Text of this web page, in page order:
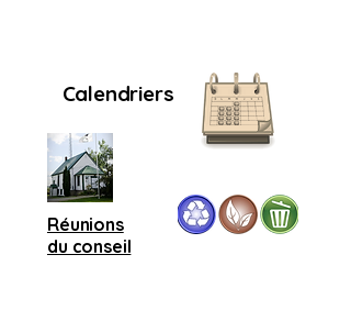
Réunions
du conseil
Calendriers